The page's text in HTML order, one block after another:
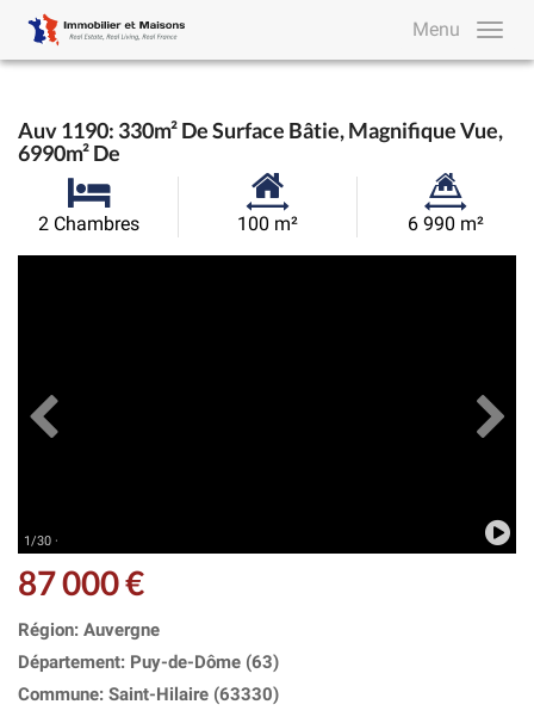
Menu
Auv 1190: 330m² De Surface Bâtie, Magnifique Vue,
6990m² De
2 Chambres
Surface
100 m²
Superficie
6 990 m²
1/30 ·
87 000 €
Région: Auvergne
Département: Puy-de-Dôme (63)
Commune: Saint-Hilaire (63330)